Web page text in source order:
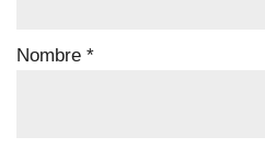
Nombre *